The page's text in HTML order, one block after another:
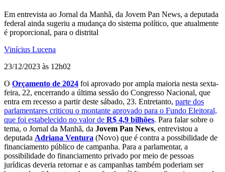
Em entrevista ao Jornal da Manhã, da Jovem Pan News, a deputada
federal ainda sugeriu a mudança do sistema político, que atualmente
é proporcional, para o distrital
Vinícius Lucena
23/12/2023 às 12h02
O Orçamento de 2024 foi aprovado por ampla maioria nesta sexta-
feira, 22, encerrando a última sessão do Congresso Nacional, que
entra em recesso a partir deste sábado, 23. Entretanto, parte dos
parlamentares criticou o montante aprovado para o Fundo Eleitoral,
que foi estabelecido no valor de R$ 4,9 bilhões. Para falar sobre o
tema, o Jornal da Manhã, da Jovem Pan News, entrevistou a
deputada Adriana Ventura (Novo) que é contra a possibilidade de
financiamento público de campanha. Para a parlamentar, a
possibilidade do financiamento privado por meio de pessoas
jurídicas deveria retornar e as campanhas também poderiam ser